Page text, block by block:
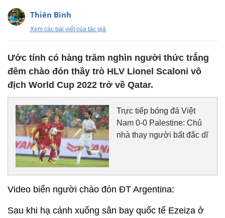
Thiên Bình
Xem các bài viết của tác giả
Ước tính có hàng trăm nghìn người thức trắng
đêm chào đón thầy trò HLV Lionel Scaloni vô
địch World Cup 2022 trở về Qatar.
Trực tiếp bóng đá Việt
Nam 0-0 Palestine: Chủ
nhà thay người bất đắc dĩ
Video biển người chào đón ĐT Argentina:
Sau khi hạ cánh xuống sân bay quốc tế Ezeiza ở